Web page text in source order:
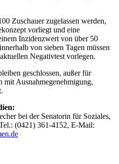
Zuschauer zugelassen werden,
vorliegt und eine
Inzidenzwert von über 50
von sieben Tagen müssen
Negativtest vorlegen.
geschlossen, außer für
mit Ausnahmegenehmigung,
bei der Senatorin für Soziales,
(0421) 361-4152, E-Mail: